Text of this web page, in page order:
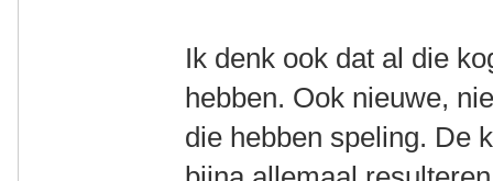
Ik denk ook dat al die
hebben. Ook nieuwe,
die hebben speling. De